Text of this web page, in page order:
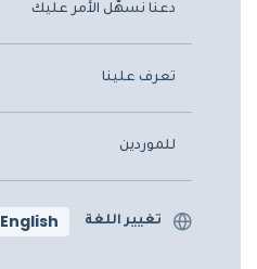
دعنا نسهّل الأمر عليك
تعرف علينا
للموردين
تغيير اللغة English